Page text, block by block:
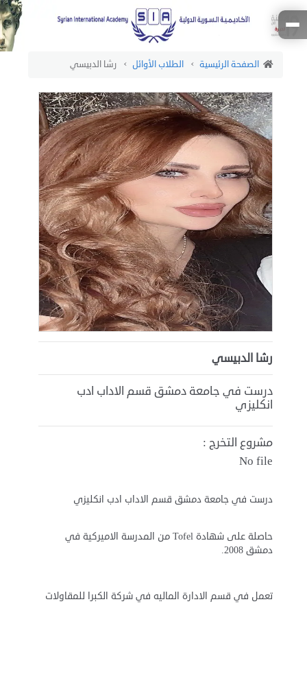
الصفحة الرئيسية الطلاب الأوائل رشا الدبيسي
رشا الدبيسي
درست في جامعة دمشق قسم الاداب ادب
انكليزي
مشروع التخرج :
No file
درست في جامعة دمشق قسم الاداب ادب انكليزي
حاصلة على شهادة Tofel من المدرسة الاميركية في
دمشق 2008.
تعمل في قسم الادارة الماليه في شركة الكبرا للمقاولات